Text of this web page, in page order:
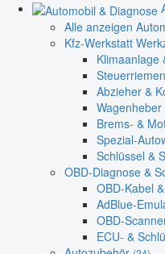
Alle anzeigen
Kfz-Werkstatt
Klimaanlage
Abzieher &
Brems- &
Spezial-
Schlüssel &
OBD-Diagnose &
OBD-Kabel
AdBlue-
OBD-
ECU- &